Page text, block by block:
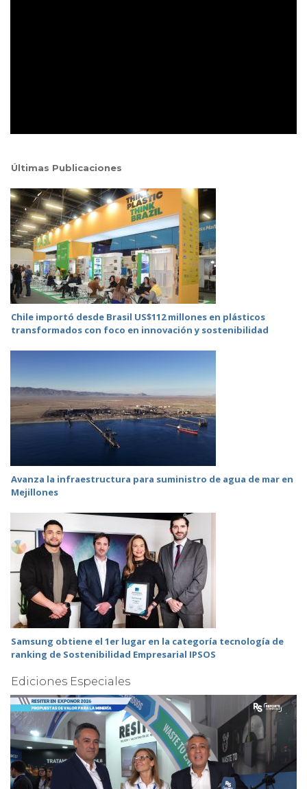
Últimas Publicaciones
Chile importó desde Brasil US$112 millones en plásticos
transformados con foco en innovación y sostenibilidad
Avanza la infraestructura para suministro de agua de mar en
Mejillones
Samsung obtiene el 1er lugar en la categoría tecnología de
ranking de Sostenibilidad Empresarial IPSOS
Ediciones Especiales